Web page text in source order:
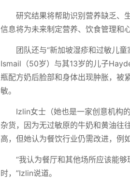
研究结果将帮助识别营养缺乏、
信息将为未来制定营养、饮食管理和
团队还与“新加坡湿疹和过敏儿
Ismail（50岁）与其13岁的儿子
瓶配方奶后脸部和身体出现肿胀，被
敏。
Izlin女士（她也是一家创意机构
杂货，因为无过敏原的牛奶和黄油往
高，但她认为餐饮行业仍需改进，例
“我认为餐厅和其他场所应该能
时，”Izlin说道。